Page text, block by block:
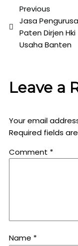
Previous
Jasa
Paten Dirjen Hki
Usaha Banten
Leave a
Your email
Required fields
Comment *
Name *